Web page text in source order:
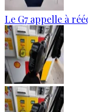
Le G7 appelle à